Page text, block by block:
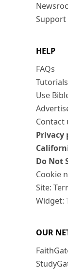
Support
HELP
FAQs
Tutorials
Use
Contact
Privacy
Do Not
Cookie
Site:
Widget:
OUR